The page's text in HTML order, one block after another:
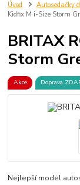
Úvod Autosedačky
Kidfix M i-Size Storm
BRITAX
Storm
Akce Doprava
Nejlepší model